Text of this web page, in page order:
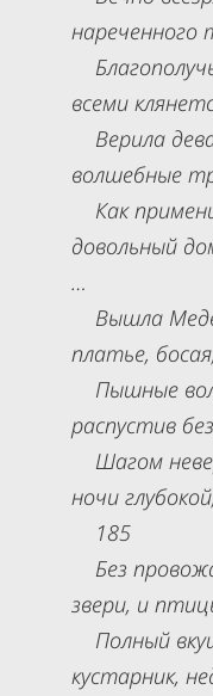
нареченного
всеми
Верила
волшебные
Как
довольный
…
Вышла
платье, босая,
Пышные
распустив
Шагом
ночи глубокой,
185
Без
звери, и
Полный
кустарник,